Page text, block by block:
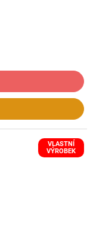
VLASTNÍ
VÝROBEK